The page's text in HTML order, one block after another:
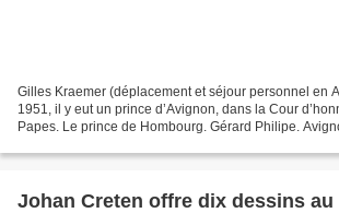
Gilles Kraemer (déplacement et séjour personnel en
1951, il y eut un prince d’Avignon, dans la Cour
Papes. Le prince de Hombourg. Gérard Philipe.
Johan Creten offre dix dessins au